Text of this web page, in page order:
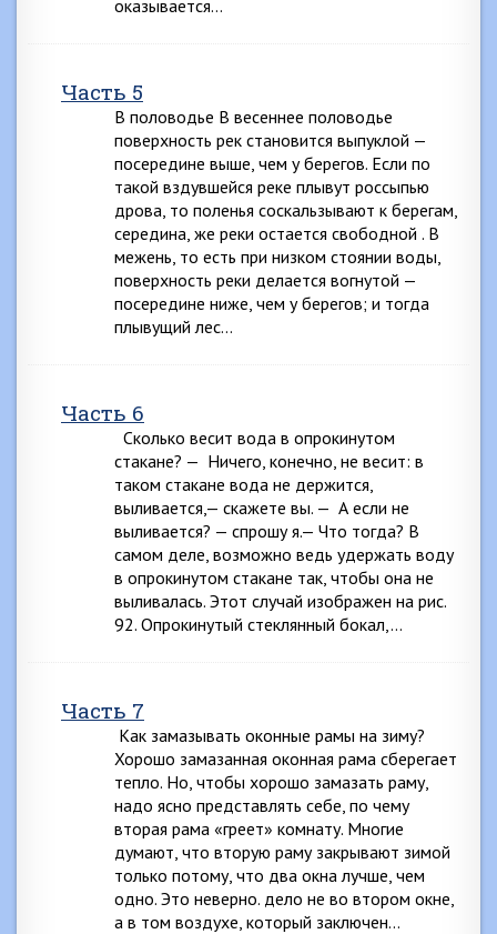
оказывается…
Часть 5
В половодье В весеннее половодье
поверхность рек становится выпуклой —
посередине выше, чем у берегов. Если по
такой вздувшейся реке плывут россыпью
дрова, то поленья соскальзывают к берегам,
середина, же реки остается свободной . В
межень, то есть при низком стоянии воды,
поверхность реки делается вогнутой —
посередине ниже, чем у берегов; и тогда
плывущий лес…
Часть 6
Сколько весит вода в опрокинутом
стакане? — Ничего, конечно, не весит: в
таком стакане вода не держится,
выливается,— скажете вы. — А если не
выливается? — спрошу я.— Что тогда? В
самом деле, возможно ведь удержать воду
в опрокинутом стакане так, чтобы она не
выливалась. Этот случай изображен на рис.
92. Опрокинутый стеклянный бокал,…
Часть 7
Как замазывать оконные рамы на зиму?
Хорошо замазанная оконная рама сберегает
тепло. Но, чтобы хорошо замазать раму,
надо ясно представлять себе, по чему
вторая рама «греет» комнату. Многие
думают, что вторую раму закрывают зимой
только потому, что два окна лучше, чем
одно. Это неверно. дело не во втором окне,
а в том воздухе, который заключен…